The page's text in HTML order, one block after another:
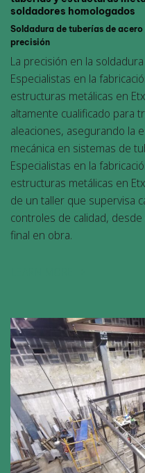
soldadores homologados
Soldadura de tuberías de
precisión
La precisión en la
Especialistas en la
estructuras metálicas en
altamente cualificado para
aleaciones, asegurando la
mecánica en sistemas de
Especialistas en la
estructuras metálicas en
de un taller que supervisa
controles de calidad,
final en obra.